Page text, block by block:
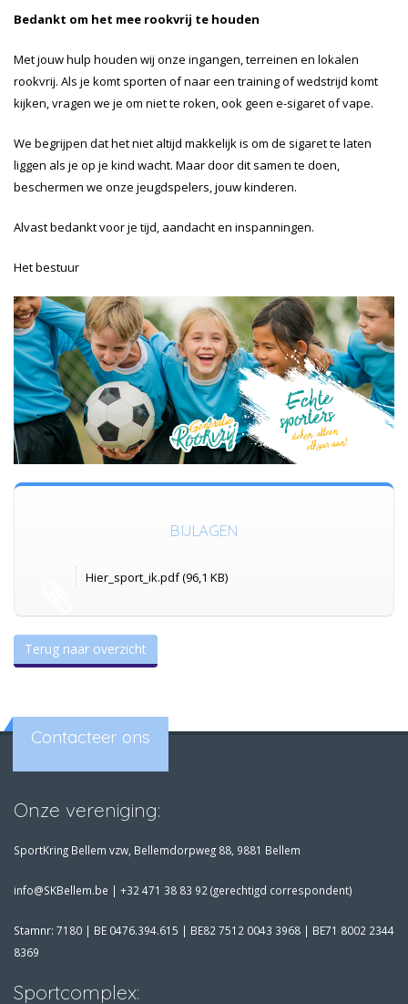
Bedankt om het mee rookvrij te houden
Met jouw hulp houden wij onze ingangen, terreinen en lokalen
rookvrij. Als je komt sporten of naar een training of wedstrijd komt
kijken, vragen we je om niet te roken, ook geen e-sigaret of vape.
We begrijpen dat het niet altijd makkelijk is om de sigaret te laten
liggen als je op je kind wacht. Maar door dit samen te doen,
beschermen we onze jeugdspelers, jouw kinderen.
Alvast bedankt voor je tijd, aandacht en inspanningen.
Het bestuur
BIJLAGEN
Hier_sport_ik.pdf (96,1 KB)
Terug naar overzicht
Contacteer ons
Onze vereniging:
SportKring Bellem vzw, Bellemdorpweg 88, 9881 Bellem
info@SKBellem.be | +32 471 38 83 92 (gerechtigd correspondent)
Stamnr: 7180 | BE 0476.394.615 | BE82 7512 0043 3968 | BE71 8002 2344
8369
Sportcomplex: